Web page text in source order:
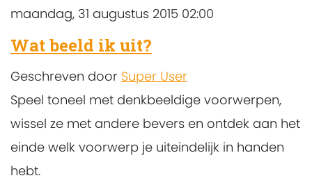
maandag, 31 augustus 2015 02:00
Wat beeld ik uit?
Geschreven door Super User
Speel toneel met denkbeeldige voorwerpen,
wissel ze met andere bevers en ontdek aan het
einde welk voorwerp je uiteindelijk in handen
hebt.